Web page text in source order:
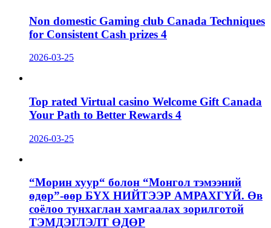
Non domestic Gaming club Canada Techniques
for Consistent Cash prizes 4
2026-03-25
Top rated Virtual casino Welcome Gift Canada
Your Path to Better Rewards 4
2026-03-25
“Морин хуур“ болон “Монгол тэмээний
өдөр”-өөр БҮХ НИЙТЭЭР АМРАХГҮЙ. Өв
соёлоо тунхаглан хамгаалах зорилготой
ТЭМДЭГЛЭЛТ ӨДӨР